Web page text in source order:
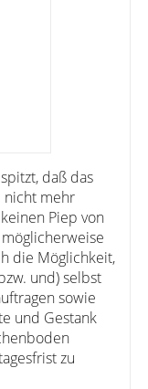
daß das
nicht mehr
Piep von
die Möglichkeit,
und) selbst
sowie
und Gestank
zu